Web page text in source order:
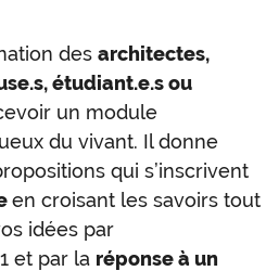
des architectes,
étudiant.e.s ou
un module
du vivant. Il donne
qui s’inscrivent
en croisant les savoirs tout
idées par
et par la réponse à un